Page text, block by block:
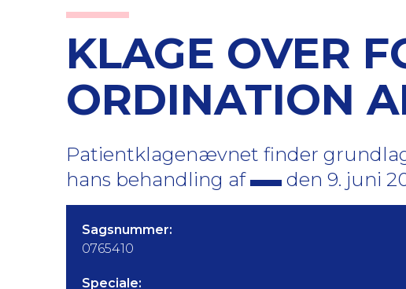
KLAGE OVER
ORDINATION
Patientklagenævnet finder
hans behandling af
den 9. juni
Sagsnummer:
0765410
Speciale: